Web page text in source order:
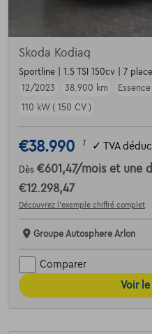
Skoda Kodiaq
Sportline | 1.5 TSI 150cv | 7
12/2023
38.900 km Essence
110 kW ( 150 CV )
€38.990 1 ✓ TVA
Dès €601,47/mois et une
€12.298,47
Découvrez l’exemple chiffré complet
Groupe Autosphere Arlon
Comparer
Voir